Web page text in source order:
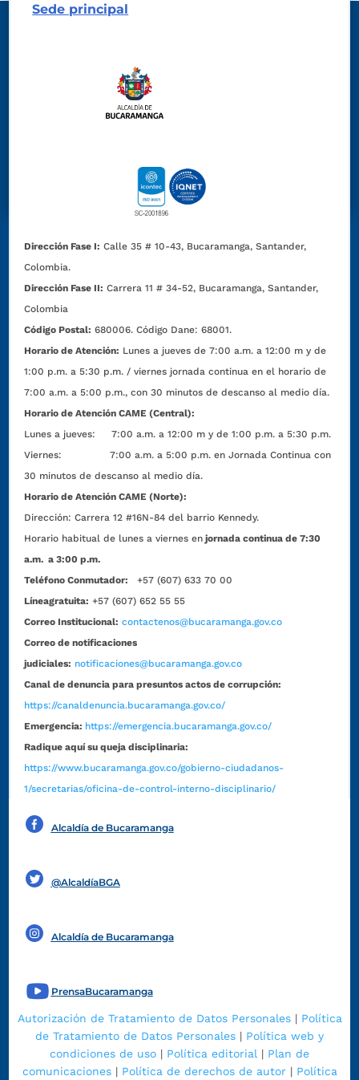
Sede principal
Dirección Fase I: Calle 35 # 10-43, Bucaramanga, Santander,
Colombia.
Dirección Fase II: Carrera 11 # 34-52, Bucaramanga, Santander,
Colombia
Código Postal: 680006. Código Dane: 68001.
Horario de Atención: Lunes a jueves de 7:00 a.m. a 12:00 m y de
1:00 p.m. a 5:30 p.m. / viernes jornada continua en el horario de
7:00 a.m. a 5:00 p.m., con 30 minutos de descanso al medio día.
Horario de Atención CAME (Central):
Lunes a jueves: 7:00 a.m. a 12:00 m y de 1:00 p.m. a 5:30 p.m.
Viernes: 7:00 a.m. a 5:00 p.m. en Jornada Continua con
30 minutos de descanso al medio día.
Horario de Atención CAME (Norte):
Dirección:Carrera 12 #16N-84 del barrio Kennedy.
Horario habitual de lunes a viernes en jornada continua de 7:30
a.m. a 3:00 p.m.
Teléfono Conmutador:
+57 (607) 633 70 00
Líneagratuita: +57 (607) 652 55 55
Correo Institucional: contactenos@bucaramanga.gov.co
Correo de notificaciones
judiciales: notificaciones@bucaramanga.gov.co
Canal de denuncia para presuntos actos de corrupción:
https://canaldenuncia.bucaramanga.gov.co/
Emergencia: https://emergencia.bucaramanga.gov.co/
Radique aquí su queja disciplinaria:
https://www.bucaramanga.gov.co/gobierno-ciudadanos-
1/secretarias/oficina-de-control-interno-disciplinario/
Alcaldía de Bucaramanga
@AlcaldíaBGA
Alcaldía de Bucaramanga
PrensaBucaramanga
Autorización de Tratamiento de Datos Personales| Política
de Tratamiento de Datos Personales | Política web y
condiciones de uso | Política editorial | Plan de
comunicaciones| Política de derechos de autor| Política